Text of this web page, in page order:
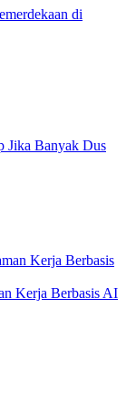
di
Jika Banyak Dus
Kerja Berbasis AI